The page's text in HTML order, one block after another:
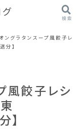
ングラタンスープ風餃子レ
分】
風餃子レシ
グ
検索